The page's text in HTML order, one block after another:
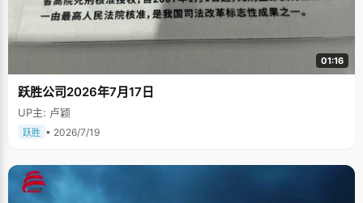
01:16
跃胜公司2026年7月17日
UP主: 卢颖
跃胜 • 2026/7/19